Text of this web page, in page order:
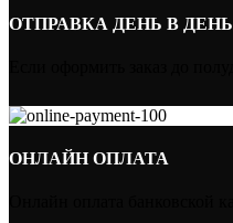
ОТПРАВКА ДЕНЬ В ДЕНЬ
ОНЛАЙН ОПЛАТА